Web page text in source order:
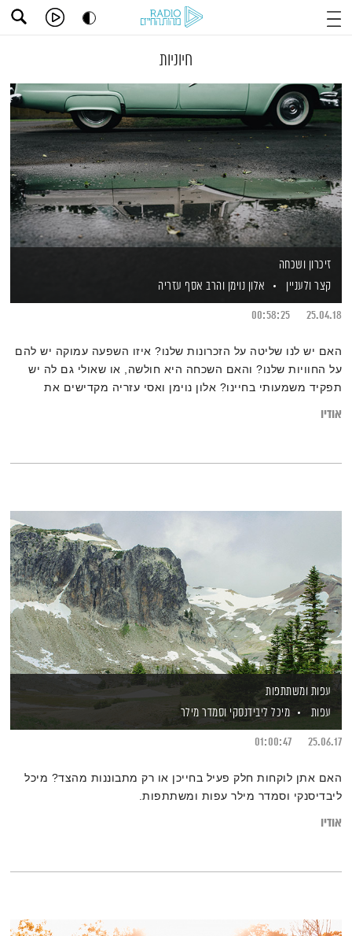
חיוניות
זיכרון ושכחה
קצר ולעניין
אלון נוימן והרב אסף עזריה
25.04.18
00:58:25
האם יש לנו שליטה על הזכרונות שלנו? איזו השפעה עמוקה יש להם
על החוויות שלנו? והאם השכחה היא חולשה, או שאולי גם לה יש
תפקיד משמעותי בחיינו? אלון נוימן ואסי עזריה מקדישים את
אודיו
עפות ומשתתפות
עפות
מיכל ליבידנסקי וסמדר מילר
25.06.17
01:00:47
האם אתן לוקחות חלק פעיל בחייכן או רק מתבוננות מהצד? מיכל
ליבדיסנקי וסמדר מילר עפות ומשתתפות.
אודיו